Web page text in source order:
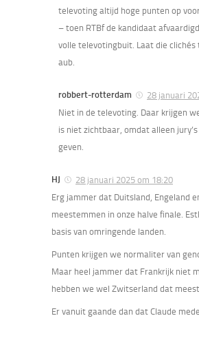
televoting altijd hoge punten op
– toen RTBf de kandidaat
volle televotingbuit. Laat die clichés
aub.
robbert-rotterdam
28 januari
Niet in de televoting. Daar krijgen
is niet zichtbaar, omdat alleen
geven.
HJ
28 januari 2025 om 18:20
Erg jammer dat Duitsland, Engeland
meestemmen in onze halve finale.
basis van omringende landen.
Punten krijgen we normaliter van
Maar heel jammer dat Frankrijk niet
hebben we wel Zwitserland dat
Er vanuit gaande dan dat Claude